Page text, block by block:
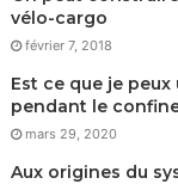
vélo-cargo
février 7, 2018
Est ce que je
pendant le
mars 29, 2020
Aux origines du